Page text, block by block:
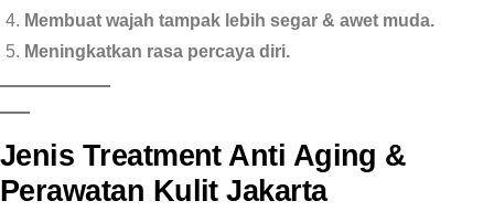
Membuat wajah tampak lebih segar & awet muda.
Meningkatkan rasa percaya diri.
Jenis Treatment Anti Aging &
Perawatan Kulit Jakarta